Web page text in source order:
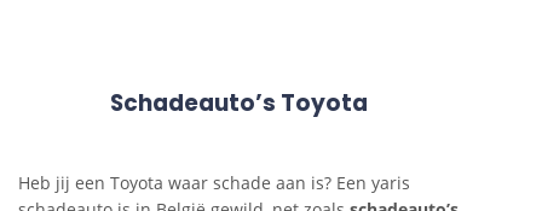
Schadeauto’s Toyota
Heb jij een Toyota waar schade aan is? Een yaris